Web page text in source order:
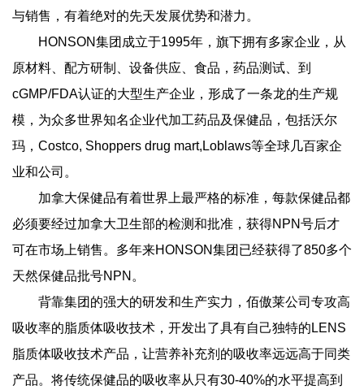
与销售，有着绝对的先天发展优势和潜力。
HONSON集团成立于1995年，旗下拥有多家企业，从
原材料、配方研制、设备供应、食品，药品测试、到
cGMP/FDA认证的大型生产企业，形成了一条龙的生产规
模，为众多世界知名企业代加工药品及保健品，包括沃尔
玛，Costco, Shoppers drug mart,Loblaws等全球几百家企
业和公司。
加拿大保健品有着世界上最严格的标准，每款保健品都
必须要经过加拿大卫生部的检测和批准，获得NPN号后才
可在市场上销售。多年来HONSON集团已经获得了850多个
天然保健品批号NPN。
背靠集团的强大的研发和生产实力，佰傲莱公司专攻高
吸收率的脂质体吸收技术，开发出了具有自己独特的LENS
脂质体吸收技术产品，让营养补充剂的吸收率远远高于同类
产品。将传统保健品的吸收率从只有30-40%的水平提高到